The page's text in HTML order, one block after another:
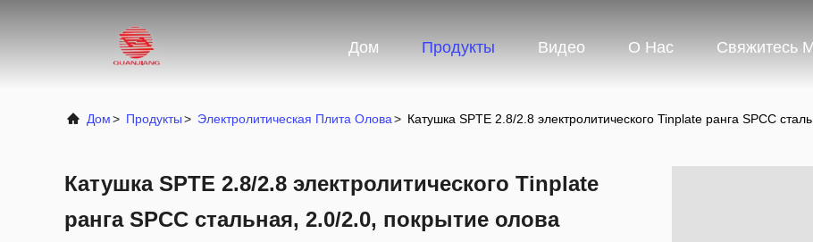
Дом Продукты Видео О Нас Свяжитесь
Дом> Продукты> Электролитическая Плита Олова> Катушка SPTE 2.8/2.8 электролитического Tinplate ранга SPCC
Катушка SPTE 2.8/2.8 электролитического Tinplate
ранга SPCC стальная, 2.0/2.0, покрытие олова